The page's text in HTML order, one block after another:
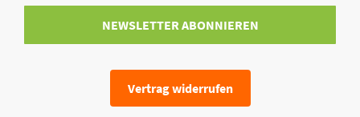
NEWSLETTER ABONNIEREN
Vertrag widerrufen